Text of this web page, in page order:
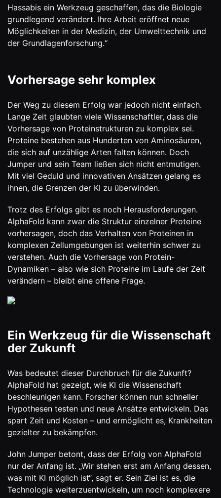
Hassabis ein Werkzeug geschaffen, das die Biologie
grundlegend verändert. Ihre Arbeit eröffnet neue
Möglichkeiten in der Medizin, der Umwelttechnik und
der Grundlagenforschung.“
Vorhersage sehr komplex
Der Weg zu diesem Erfolg war jedoch nicht einfach.
Lange Zeit glaubten viele Wissenschaftler, dass die
Vorhersage von Proteinstrukturen zu komplex sei.
Proteine bestehen aus Hunderten von Aminosäuren,
die sich auf unzählige Arten falten können. Doch
Jumper und sein Team ließen sich nicht entmutigen.
Mit viel Geduld und innovativen Ansätzen gelang es
ihnen, die Grenzen der KI zu überwinden.
Trotz des Erfolgs gibt es noch Herausforderungen.
AlphaFold kann zwar die Struktur einzelner Proteine
vorhersagen, doch das Verhalten von Proteinen in
komplexen Zellumgebungen ist weiterhin schwer zu
verstehen. Auch die Vorhersage von Protein-
Dynamiken – also wie sich Proteine im Laufe der Zeit
verändern – bleibt eine offene Frage.
Ein Werkzeug für die Wissenschaft
der Zukunft
Was bedeutet dieser Durchbruch für die Zukunft?
AlphaFold hat gezeigt, wie KI die Wissenschaft
beschleunigen kann. Forscher können nun schneller
Hypothesen testen und neue Ansätze entwickeln. Das
spart Zeit und Kosten – und ermöglicht es, Krankheiten
gezielter zu bekämpfen.
John Jumper betont, dass der Erfolg von AlphaFold
nur der Anfang ist. „Wir stehen erst am Anfang dessen,
was mit KI möglich ist“, sagt er. Sein Ziel ist es, die
Technologie weiterzuentwickeln, um noch komplexere